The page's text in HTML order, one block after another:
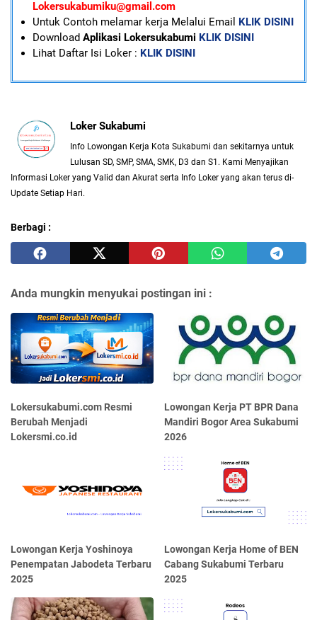
Lokersukabumiku@gmail.com
Untuk Contoh melamar kerja Melalui Email KLIK DISINI
Download Aplikasi Lokersukabumi KLIK DISINI
Lihat Daftar Isi Loker : KLIK DISINI
Loker Sukabumi
Info Lowongan Kerja Kota Sukabumi dan sekitarnya untuk
Lulusan SD, SMP, SMA, SMK, D3 dan S1. Kami Menyajikan
Informasi Loker yang Valid dan Akurat serta Info Loker yang akan terus di-
Update Setiap Hari.
Berbagi :
Anda mungkin menyukai postingan ini :
Lokersukabumi.com Resmi
Berubah Menjadi
Lokersmi.co.id
Lowongan Kerja PT BPR Dana
Mandiri Bogor Area Sukabumi
2026
Lowongan Kerja Yoshinoya
Penempatan Jabodeta Terbaru
2025
Lowongan Kerja Home of BEN
Cabang Sukabumi Terbaru
2025